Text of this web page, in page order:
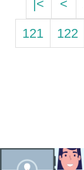
|< <
121
122